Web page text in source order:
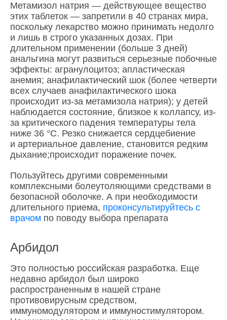
Метамизол натрия — действующее вещество
этих таблеток — запретили в 40 странах мира,
поскольку лекарство можно принимать недолго
и лишь в строго указанных дозах. При
длительном применении (больше 3 дней)
анальгина могут развиться серьезные побочные
эффекты: агранулоцитоз; апластическая
анемия; анафилактический шок (более четверти
всех случаев анафилактического шока
происходит из-за метамизола натрия); у детей
наблюдается состояние, близкое к коллапсу, из-
за критического падения температуры тела
ниже 36 °C. Резко снижается сердцебиение
и артериальное давление, становится редким
дыхание;происходит поражение почек.
Пользуйтесь другими современными
комплексными болеутоляющими средствами в
безопасной оболочке. А при необходимости
длительного приема, проконсультируйтесь с
врачом по поводу выбора препарата
Арбидол
Это полностью российская разработка. Еще
недавно арбидол был широко
распространенным в нашей стране
противовирусным средством,
иммуномодулятором и иммуностимулятором.